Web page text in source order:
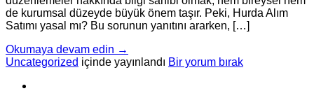
de kurumsal düzeyde büyük önem taşır. Peki, Hurda Alım
Satımı yasal mı? Bu sorunun yanıtını ararken, […]
Okumaya devam edin →
Uncategorized içinde yayınlandı Bir yorum bırak